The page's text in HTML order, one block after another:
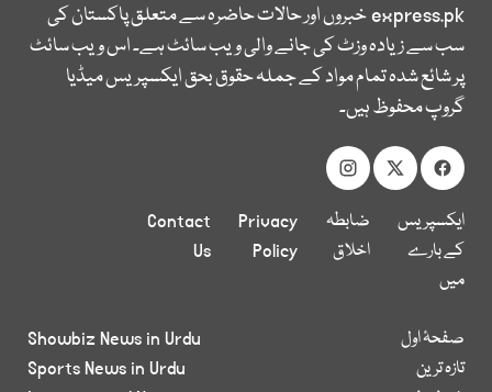
express.pkخبروں اور حالات حاضرہ سے متعلق پاکستان کی
سب سے زیادہ وزٹ کی جانے والی ویب سائٹ ہے۔ اس ویب سائٹ
پر شائع شدہ تمام مواد کے جملہ حقوق بحق ایکسپریس میڈیا
گروپ محفوظ ہیں۔
ایکسپریس
کے بارے
میں
ضابطہ
اخلاق
Privacy
Policy
Contact
Us
صفحۂ اول
تازہ ترین
Showbiz News in Urdu
Sports News in Urdu